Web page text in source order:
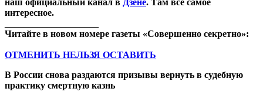
интересное.
Читайте в новом номере газеты «Совершенно секретно»:
ОТМЕНИТЬ НЕЛЬЗЯ ОСТАВИТЬ
В России снова раздаются призывы вернуть в судебную
практику смертную казнь